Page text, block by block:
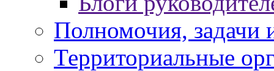
Полномочия, задачи
Территориальные